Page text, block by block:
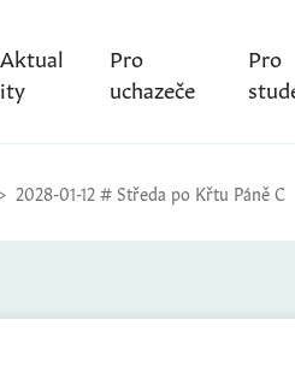
Aktual
ity
Pro
uchazeče
Pro
2028-01-12 # Středa po Křtu Páně C